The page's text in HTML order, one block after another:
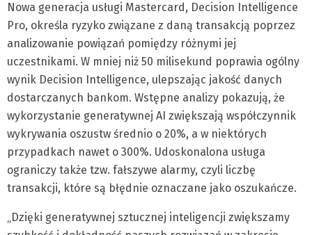
Nowa generacja usługi Mastercard, Decision Intelligence
Pro, określa ryzyko związane z daną transakcją poprzez
analizowanie powiązań pomiędzy różnymi jej
uczestnikami. W mniej niż 50 milisekund poprawia ogólny
wynik Decision Intelligence, ulepszając jakość danych
dostarczanych bankom. Wstępne analizy pokazują, że
wykorzystanie generatywnej AI zwiększają współczynnik
wykrywania oszustw średnio o 20%, a w niektórych
przypadkach nawet o 300%. Udoskonalona usługa
ograniczy także tzw. fałszywe alarmy, czyli liczbę
transakcji, które są błędnie oznaczane jako oszukańcze.
„Dzięki generatywnej sztucznej inteligencji zwiększamy